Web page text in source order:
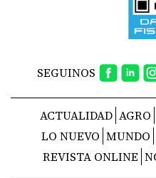
SEGUINOS
ACTUALIDAD AGRO
LO NUEVO MUNDO
REVISTA ONLINE